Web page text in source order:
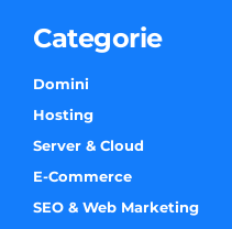
Categorie
Domini
Hosting
Server & Cloud
E-Commerce
SEO & Web Marketing